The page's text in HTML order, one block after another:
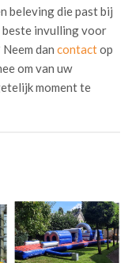
beleving die past bij
beste invulling voor
dan contactop
om van uw
moment te